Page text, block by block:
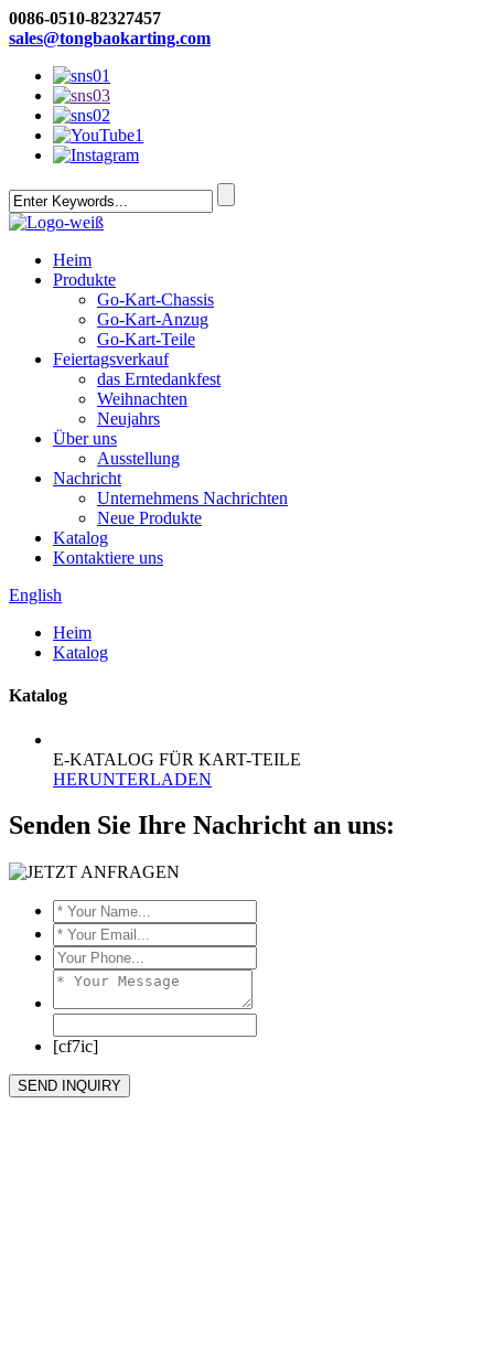
0086-0510-82327457
sales@tongbaokarting.com
Heim
Produkte
Go-Kart-Chassis
Go-Kart-Anzug
Go-Kart-Teile
Feiertagsverkauf
das Erntedankfest
Weihnachten
Neujahrs
Über uns
Ausstellung
Nachricht
Unternehmens Nachrichten
Neue Produkte
Katalog
Kontaktiere uns
English
Heim
Katalog
Katalog
E-KATALOG FÜR KART-TEILE
HERUNTERLADEN
Senden Sie Ihre Nachricht an uns:
[cf7ic]